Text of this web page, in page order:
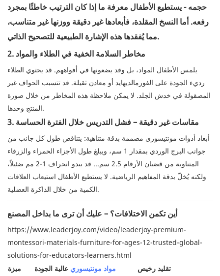
حجمه - يستطيع الأطفال معرفة ما إذا كان الترتيب خاطئًا بمجرد
رفعه. أما النسخ المقلدة، فأبعادها غير دقيقة ووزنها غير متناسب،
مما يُفقدها هذه الإشارة الطبيعية للتصحيح الذاتي.
2. مخاطر السلامة الخفية في الطلاء والمواد
يلمس الأطفال المواد، بل وقد يضعونها في أفواههم. قد يحتوي الطلاء
رديء الجودة على الفورمالديهايد أو معادن ثقيلة. قد تتسبب الحواف غير
المصقولة في خدش الجلد. لا يمكن ملاحظة هذه المخاطر من خلال صورة
المنتج وحدها.
3. مقاسات غير دقيقة – فشل التدريس خلال الفترة الحساسة
أبعاد أدوات مونتيسوري مصممة بدقة متناهية: يتناقص طول كل جانب من
جوانب البرج الوردي بمقدار 1 سم، ويبلغ طول الأجزاء الحمراء والزرقاء
المتناوبة من قضبان الأرقام 2.5 سم... قد يبدو انحراف 1-2 مم ضئيلاً،
ولكنه يُخلّ بدقة المفاهيم الرياضية. لا يستطيع الأطفال استيعاب العلاقات
الكمية من خلال الذاكرة العضلية.
أين تكمن الاختلافات؟ – عليك أن ترى ما بداخل المصنع
https://www.leaderjoy.com/video/leaderjoy-premium-
montessori-materials-furniture-for-ages-12-trusted-global-
solutions-for-educators-learners.html
ميزة
مواد مونتيسوري عالية الجودة
تقليد رخيص